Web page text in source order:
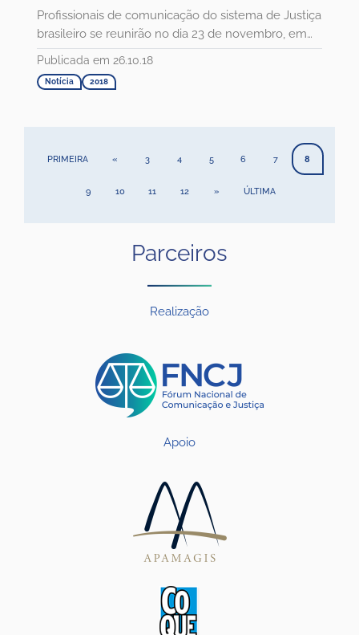
Profissionais de comunicação do sistema de Justiça
brasileiro se reunirão no dia 23 de novembro, em
São Luís (MA),...
Publicada em 26.10.18
Notícia 2018
PRIMEIRA « 3 4 5 6 7 8
9 10 11 12 » ÚLTIMA
Parceiros
Realização
Apoio